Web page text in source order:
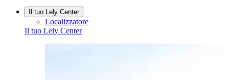
Il tuo Lely Center
Localizzatore
Il tuo Lely Center